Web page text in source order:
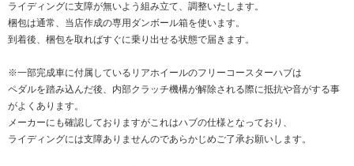
ライディングに支障が無いよう組み立て、調整いたします。
梱包は通常、当店作成の専用ダンボール箱を使います。
到着後、梱包を取ればすぐに乗り出せる状態で届きます。
※一部完成車に付属しているリアホイールのフリーコースターハブは
ペダルを踏み込んだ後、内部クラッチ機構が解除される際に抵抗や音がする事
がよくあります。
メーカーにも確認しておりますがこれはハブの仕様となっており、
ライディングには支障ありませんのであらかじめご了承お願いします。